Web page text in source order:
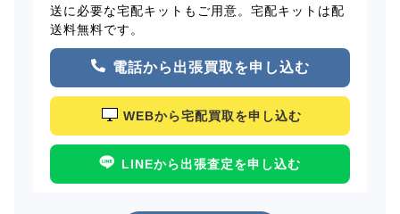
送に必要な宅配キットもご用意。宅配キットは配
送料無料です。
電話から出張買取を申し込む
WEBから宅配買取を申し込む
LINEから出張査定を申し込む